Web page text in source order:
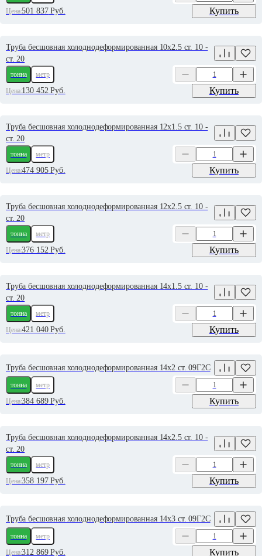
Цена:501 837Руб. Купить
Труба бесшовная холоднодеформированная 10х2.5 ст. 10 -
ст. 20
тонна
метр
Цена:130 452Руб. Купить
Труба бесшовная холоднодеформированная 12х1.5 ст. 10 -
ст. 20
тонна
метр
Цена:474 905Руб. Купить
Труба бесшовная холоднодеформированная 12х2.5 ст. 10 -
ст. 20
тонна
метр
Цена:376 152Руб. Купить
Труба бесшовная холоднодеформированная 14х1.5 ст. 10 -
ст. 20
тонна
метр
Цена:421 040Руб. Купить
Труба бесшовная холоднодеформированная 14х2 ст. 09Г2С
тонна
метр
Цена:384 689Руб. Купить
Труба бесшовная холоднодеформированная 14х2.5 ст. 10 -
ст. 20
тонна
метр
Цена:358 197Руб. Купить
Труба бесшовная холоднодеформированная 14х3 ст. 09Г2С
тонна
метр
Цена:312 869Руб. Купить